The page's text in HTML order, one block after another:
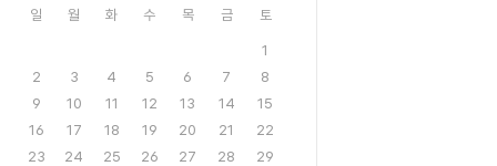
일 월 화 수 목 금 토
1
2
3 4 5 6 7
8
9
10 11 12 13 14
15
16
17 18 19 20 21
22
23
24 25 26 27 28
29